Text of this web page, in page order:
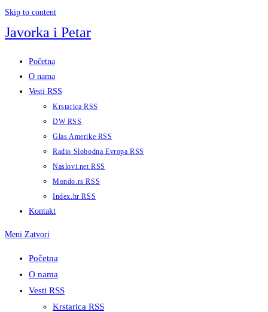
Skip to content
Javorka i Petar
Početna
O nama
Vesti RSS
Krstarica RSS
DW RSS
Glas Amerike RSS
Radio Slobodna Evropa RSS
Naslovi.net RSS
Mondo.rs RSS
Index.hr RSS
Kontakt
Meni Zatvori
Početna
O nama
Vesti RSS
Krstarica RSS